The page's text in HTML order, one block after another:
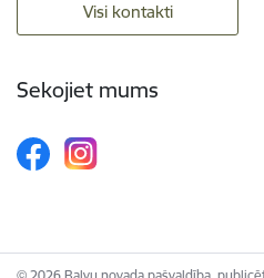
Visi kontakti
Sekojiet mums